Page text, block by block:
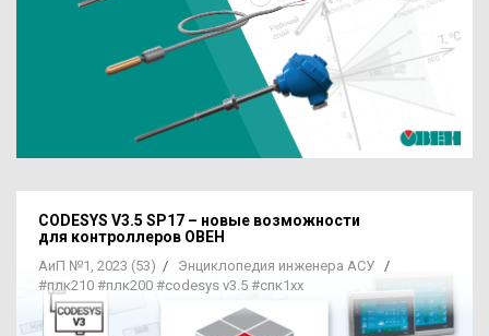
CODESYS V3.5 SP17 – новые возможности
для контроллеров ОВЕН
АиП №1, 2023 (53) / Энциклопедия инженера АСУ /
#плк210 #плк200 #codesys v3.5 #спк1хх